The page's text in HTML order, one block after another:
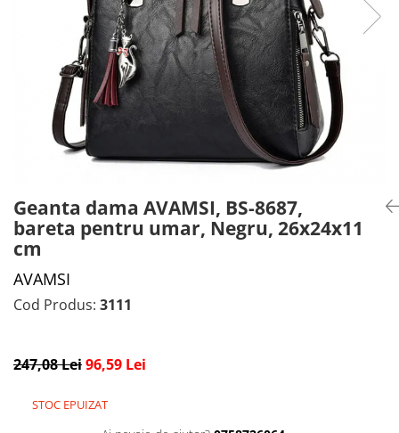
CADOU NAȘI
BRATARI DAMĂ
PORTOFELE DAMĂ
GENTI DAMĂ
RUCSACURI DAMĂ
CURELE DAMĂ
Geanta dama AVAMSI, BS-8687,
bareta pentru umar, Negru, 26x24x11
cm
AVAMSI
Cod Produs: 3111
247,08 Lei96,59 Lei
STOC EPUIZAT